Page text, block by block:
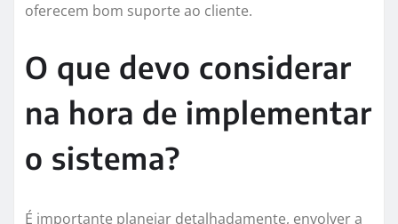
oferecem bom suporte ao cliente.
O que devo considerar
na hora de implementar
o sistema?
É importante planejar detalhadamente, envolver a